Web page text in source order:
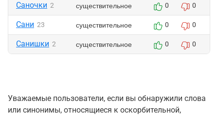
Саночки 2 существительное 0 0
Сани 23 существительное 0 0
Санишки 2 существительное 0 0
Уважаемые пользователи, если вы обнаружили слова
или синонимы, относящиеся к оскорбительной,